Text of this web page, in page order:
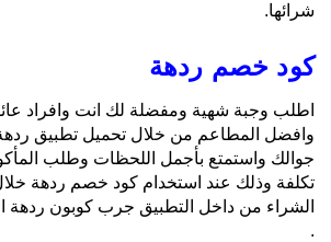
شرائها.
كود خصم ردهة
اطلب وجبة شهية ومفضلة لك انت وافراد
وافضل المطاعم من خلال تحميل تطبيق
جوالك واستمتع بأجمل اللحظات وطلب
تكلفة وذلك عند استخدام كود خصم ردهة
الشراء من داخل التطبيق جرب كوبون ردهة
.